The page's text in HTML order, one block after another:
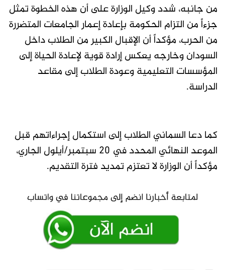
من جانبه، شدد وكيل الوزارة على أن هذه الخطوة تمثل
جزءاً من التزام الحكومة بإعادة إعمار الجامعات المتضررة
من الحرب، مؤكداً أن الإقبال الكبير من الطلاب داخل
السودان وخارجه يعكس إرادة قوية لإعادة الحياة إلى
المؤسسات التعليمية وعودة الطلاب إلى مقاعد
الدراسة.
كما دعا السماني الطلاب إلى استكمال إجراءاتهم قبل
الموعد النهائي المحدد في 20 سبتمبر/أيلول الجاري،
مؤكداً أن الوزارة لا تعتزم تمديد فترة التقديم.